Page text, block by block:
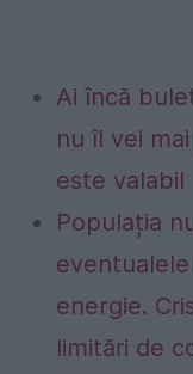
Ai încă
nu îl vei
este valabil
Populația
energie.
limitări de